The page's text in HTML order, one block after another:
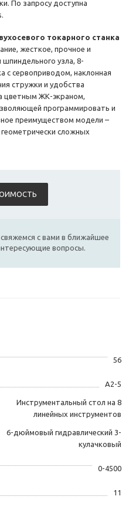
По запросу доступна
токарного станка
жесткое, прочное и
узла, 8-
с сервоприводом, наклонная
стружки и удобства
цветным ЖК-экраном,
программировать и
преимуществом модели –
сложных
с вами в ближайшее
вопросы.
56
А2-5
Инструментальный стол на 8
линейных инструментов
6-дюймовый гидравлический 3-
кулачковый
0-4500
11